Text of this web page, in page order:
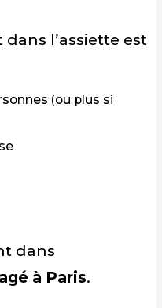
dans l’assiette est
(ou plus si
dans
à Paris.